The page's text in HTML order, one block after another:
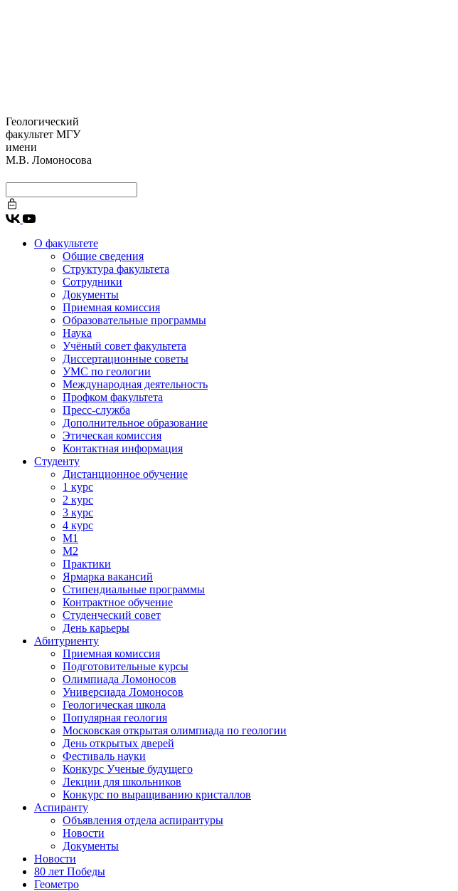
Геологический
факультет МГУ
имени
М.В. Ломоносова
О факультете
Общие сведения
Структура факультета
Сотрудники
Документы
Приемная комиссия
Образовательные программы
Наука
Учёный совет факультета
Диссертационные советы
УМС по геологии
Международная деятельность
Профком факультета
Пресс-служба
Дополнительное образование
Этическая комиссия
Контактная информация
Студенту
Дистанционное обучение
1 курс
2 курс
3 курс
4 курс
М1
М2
Практики
Ярмарка вакансий
Стипендиальные программы
Контрактное обучение
Студенческий совет
День карьеры
Абитуриенту
Приемная комиссия
Подготовительные курсы
Олимпиада Ломоносов
Универсиада Ломоносов
Геологическая школа
Популярная геология
Московская открытая олимпиада по геологии
День открытых дверей
Фестиваль науки
Конкурс Ученые будущего
Лекции для школьников
Конкурс по выращиванию кристаллов
Аспиранту
Объявления отдела аспирантуры
Новости
Документы
Новости
80 лет Победы
Геометро